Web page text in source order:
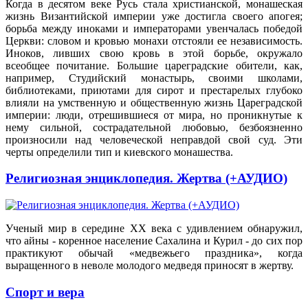
Когда в десятом веке Русь стала христианской, монашеская
жизнь Византийской империи уже достигла своего апогея;
борьба между иноками и императорами увенчалась победой
Церкви: словом и кровью монахи отстояли ее независимость.
Иноков, ливших свою кровь в этой борьбе, окружало
всеобщее почитание. Большие цареградские обители, как,
например, Студийский монастырь, своими школами,
библиотеками, приютами для сирот и престарелых глубоко
влияли на умственную и общественную жизнь Цареградской
империи: люди, отрешившиеся от мира, но проникнутые к
нему сильной, сострадательной любовью, безбоязненно
произносили над человеческой неправдой свой суд. Эти
черты определили тип и киевского монашества.
Религиозная энциклопедия. Жертва (+АУДИО)
Ученый мир в середине ХХ века с удивлением обнаружил,
что айны - коренное население Сахалина и Курил - до сих пор
практикуют обычай «медвежьего праздника», когда
выращенного в неволе молодого медведя приносят в жертву.
Спорт и вера